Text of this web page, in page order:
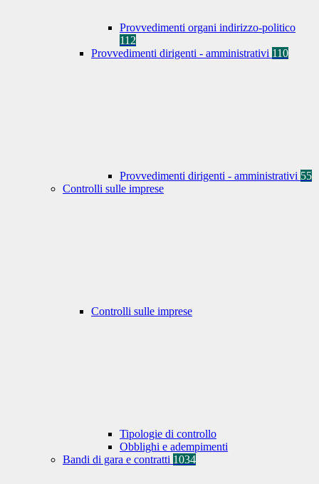
Provvedimenti organi indirizzo-politico
112
Provvedimenti dirigenti - amministrativi 110
Provvedimenti dirigenti - amministrativi 55
Controlli sulle imprese
Controlli sulle imprese
Tipologie di controllo
Obblighi e adempimenti
Bandi di gara e contratti 1034